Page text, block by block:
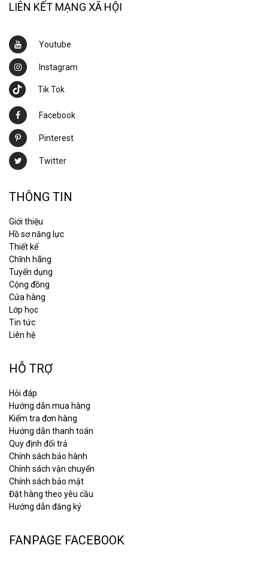
LIÊN KẾT MẠNG XÃ HỘI
Youtube
Instagram
Tik Tok
Facebook
Pinterest
Twitter
THÔNG TIN
Giới thiệu
Hồ sơ năng lực
Thiết kế
Chĩnh hãng
Tuyển dụng
Cộng đồng
Cửa hàng
Lớp học
Tin tức
Liên hệ
HỖ TRỢ
Hỏi đáp
Hướng dẫn mua hàng
Kiểm tra đơn hàng
Hướng dẫn thanh toán
Quy định đổi trả
Chính sách bảo hành
Chính sách vận chuyển
Chính sách bảo mật
Đặt hàng theo yêu cầu
Hướng dẫn đăng ký
FANPAGE FACEBOOK